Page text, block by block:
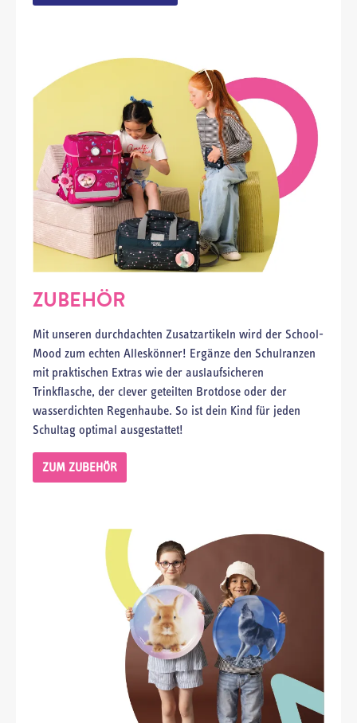
ZUBEHÖR
Mit unseren durchdachten Zusatzartikeln wird der School-
Mood zum echten Alleskönner! Ergänze den Schulranzen
mit praktischen Extras wie der auslaufsicheren
Trinkflasche, der clever geteilten Brotdose oder der
wasserdichten Regenhaube. So ist dein Kind für jeden
Schultag optimal ausgestattet!
ZUM ZUBEHÖR